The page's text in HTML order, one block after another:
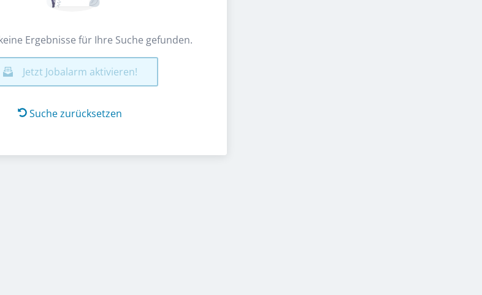
Ergebnisse für Ihre Suche gefunden.
Jetzt Jobalarm aktivieren!
Suche zurücksetzen